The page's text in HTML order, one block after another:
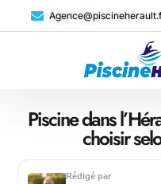
Piscine dans
choisir
Rédigé par